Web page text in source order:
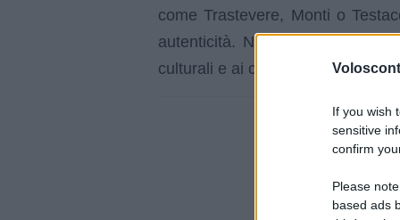
If you wish
sensitive
confirm
Please
based ads
come Trastevere, Monti o
autenticità. Non mancano
culturali e ai consigli pratici per